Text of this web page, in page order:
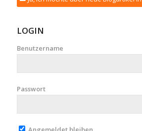
LOGIN
Benutzername
Passwort